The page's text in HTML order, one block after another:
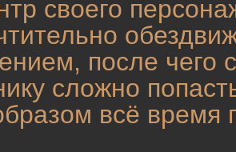
своего
после чего
сложно
всё время